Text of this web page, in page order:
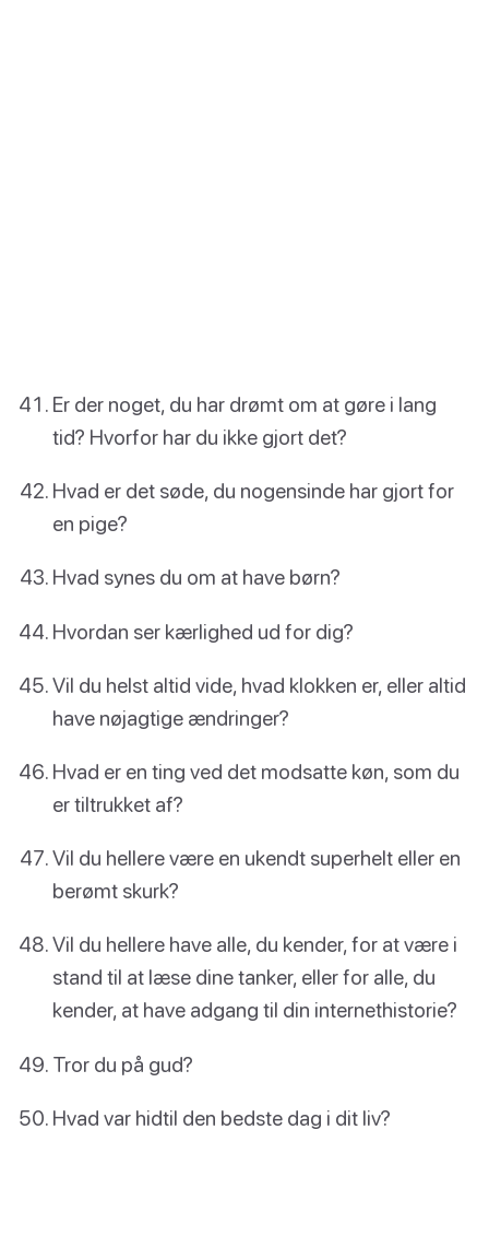
Er der noget, du har drømt om at gøre i lang
tid? Hvorfor har du ikke gjort det?
Hvad er det søde, du nogensinde har gjort for
en pige?
Hvad synes du om at have børn?
Hvordan ser kærlighed ud for dig?
Vil du helst altid vide, hvad klokken er, eller altid
have nøjagtige ændringer?
Hvad er en ting ved det modsatte køn, som du
er tiltrukket af?
Vil du hellere være en ukendt superhelt eller en
berømt skurk?
Vil du hellere have alle, du kender, for at være i
stand til at læse dine tanker, eller for alle, du
kender, at have adgang til din internethistorie?
Tror du på gud?
Hvad var hidtil den bedste dag i dit liv?